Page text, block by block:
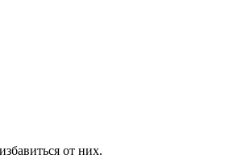
от них.